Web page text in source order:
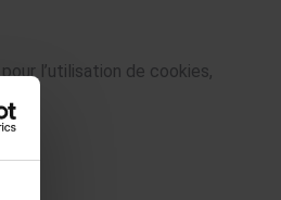
l’utilisation de cookies,